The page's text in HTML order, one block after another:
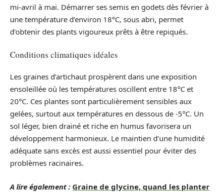
mi-avril à mai. Démarrer ses semis en godets dès février à
une température d’environ 18°C, sous abri, permet
d’obtenir des plants vigoureux prêts à être repiqués.
Conditions climatiques idéales
Les graines d’artichaut prospèrent dans une exposition
ensoleillée où les températures oscillent entre 18°C et
20°C. Ces plantes sont particulièrement sensibles aux
gelées, surtout aux températures en dessous de -5°C. Un
sol léger, bien drainé et riche en humus favorisera un
développement harmonieux. Le maintien d’une humidité
adéquate sans excès est aussi essentiel pour éviter des
problèmes racinaires.
A lire également : Graine de glycine, quand les planter